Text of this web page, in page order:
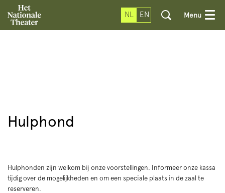
NL EN Menu
Hulphond
Hulphonden zijn welkom bij onze voorstellingen. Informeer onze kassa
tijdig over de mogelijkheden en om een speciale plaats in de zaal te
reserveren.